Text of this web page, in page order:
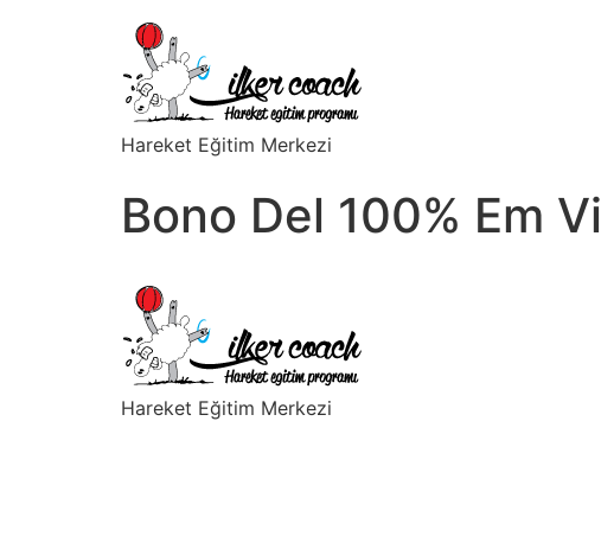
Hareket Eğitim Merkezi
Bono Del 100% Em
Hareket Eğitim Merkezi